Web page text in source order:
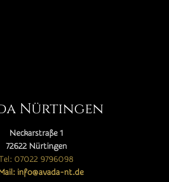
Nürtingen
Neckarstraße 1
72622 Nürtingen
07022 9796098
info@avada-nt.de